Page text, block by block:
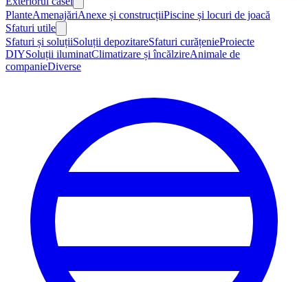
PlanteAmenajăriAnexe și construcțiiPiscine și locuri de joacă
Sfaturi utile
Sfaturi și soluțiiSoluții depozitareSfaturi curățenieProiecte
DIYSoluții iluminatClimatizare și încălzireAnimale de
companieDiverse